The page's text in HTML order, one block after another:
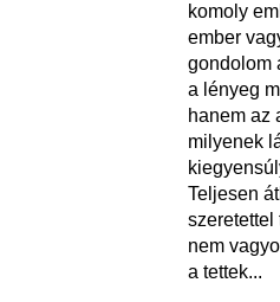
komoly
ember
gondolom
a lényeg
hanem az
milyenek
Teljesen
szeretettel
nem
a tettek...